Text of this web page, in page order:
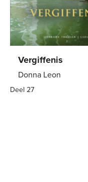
Vergiffenis
Donna Leon
Deel 27